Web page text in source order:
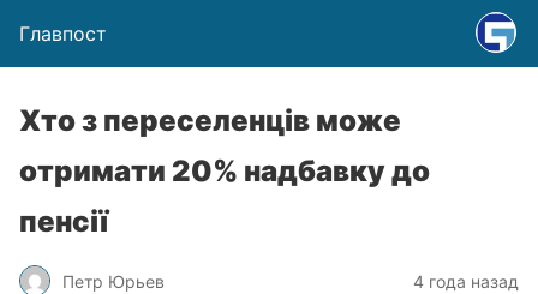
Главпост
Хто з переселенців може
отримати 20% надбавку до
пенсії
Петр Юрьев 4 года назад